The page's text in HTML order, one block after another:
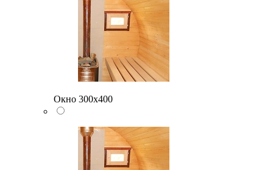
Окно 300х400